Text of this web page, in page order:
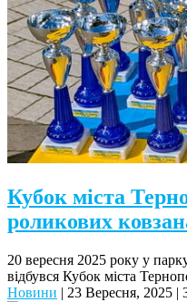
Кубок міста
роликових
20 вересня 2025 року у
відбувся Кубок міста
Новини | 23 Вересня, 2025 |